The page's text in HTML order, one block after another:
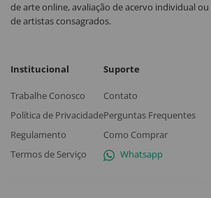
de arte online, avaliação de acervo individual
de artistas consagrados.
Institucional
Trabalhe Conosco
Política de Privacidade
Regulamento
Termos de Serviço
Suporte
Contato
Perguntas Frequentes
Como Comprar
Whatsapp